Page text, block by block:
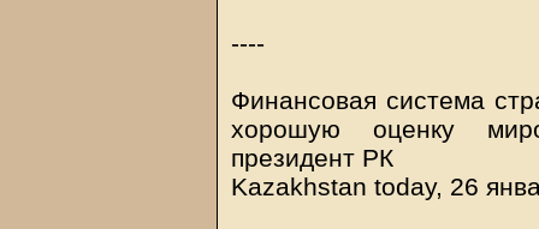
----
Финансовая система
хорошую оценку
президент РК
Kazakhstan today, 26